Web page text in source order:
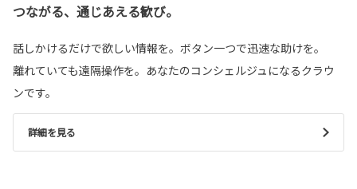
つながる、通じあえる歓び。
話しかけるだけで欲しい情報を。ボタン一つで迅速な助けを。
離れていても遠隔操作を。あなたのコンシェルジュになるクラウ
ンです。
詳細を見る